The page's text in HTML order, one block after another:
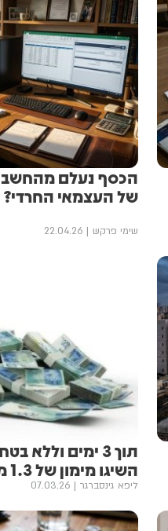
הכסף נעלם
של העצמאי החרדי?
שימי פרקש 22.04.26
תוך 3 ימים
השיגו מימון של 1.3 מיליון שקל למשקיע
ליפא גינסברגר 07.03.26